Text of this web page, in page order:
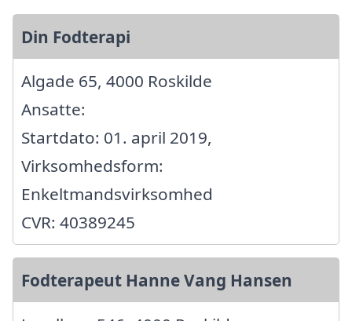
Din Fodterapi
Algade 65, 4000 Roskilde
Ansatte:
Startdato: 01. april 2019,
Virksomhedsform:
Enkeltmandsvirksomhed
CVR: 40389245
Fodterapeut Hanne Vang Hansen